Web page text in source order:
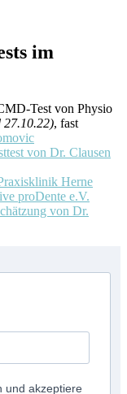
im
Test von Physio
27.10.22), fast
von Dr. Clausen
Herne
proDente e.V.
von Dr.
und akzeptiere